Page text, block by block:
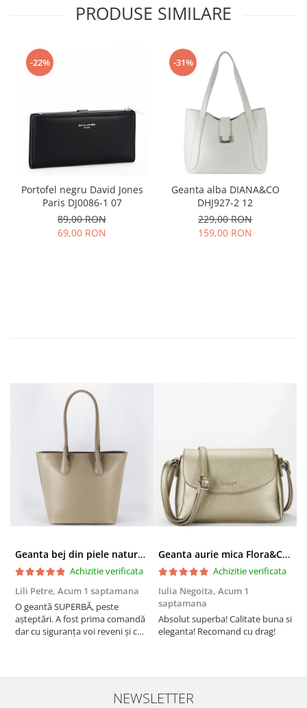
PRODUSE SIMILARE
-22%
Portofel negru David Jones
Paris DJ0086-1 07
89,00 RON
69,00 RON
-31%
Geanta alba DIANA&CO
DHJ927-2 12
229,00 RON
159,00 RON
Geanta bej din piele naturala 8966 123
Achizitie verificata
Lili Petre, Acum 1 saptamana
O geantă SUPERBĂ, peste
așteptări. A fost prima comandă
dar cu siguranța voi reveni și cu
doua zi). RECOMAND SOFILINE!!!
Geanta aurie mica Flora&CO Paris H6930 16
Achizitie verificata
Iulia Negoita, Acum 1
saptamana
Absolut superba! Calitate buna si
eleganta! Recomand cu drag!
NEWSLETTER